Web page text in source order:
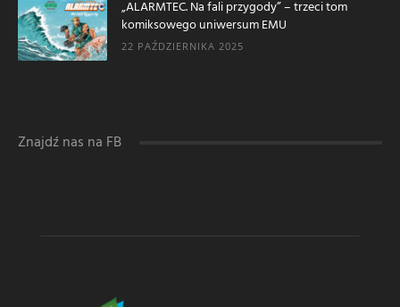
„ALARMTEC. Na fali przygody” – trzeci tom
komiksowego uniwersum EMU
22 PAŹDZIERNIKA 2025
Znajdź nas na FB